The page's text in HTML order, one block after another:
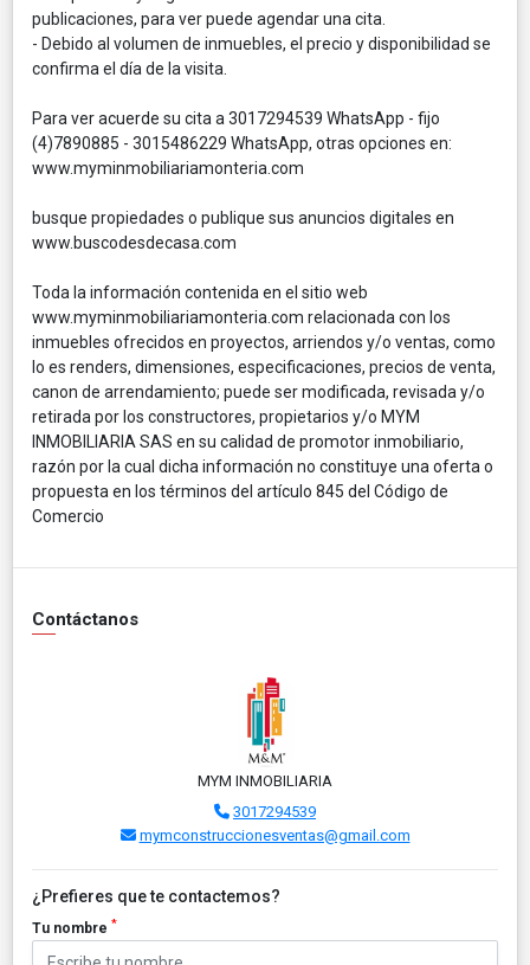
publicaciones, para ver puede agendar una cita.
- Debido al volumen de inmuebles, el precio y disponibilidad se
confirma el día de la visita.
Para ver acuerde su cita a 3017294539 WhatsApp - fijo
(4)7890885 - 3015486229 WhatsApp, otras opciones en:
www.myminmobiliariamonteria.com
busque propiedades o publique sus anuncios digitales en
www.buscodesdecasa.com
Toda la información contenida en el sitio web
www.myminmobiliariamonteria.com relacionada con los
inmuebles ofrecidos en proyectos, arriendos y/o ventas, como
lo es renders, dimensiones, especificaciones, precios de venta,
canon de arrendamiento; puede ser modificada, revisada y/o
retirada por los constructores, propietarios y/o MYM
INMOBILIARIA SAS en su calidad de promotor inmobiliario,
razón por la cual dicha información no constituye una oferta o
propuesta en los términos del artículo 845 del Código de
Comercio
Contáctanos
MYM INMOBILIARIA
3017294539
mymconstruccionesventas@gmail.com
¿Prefieres que te contactemos?
Tu nombre *